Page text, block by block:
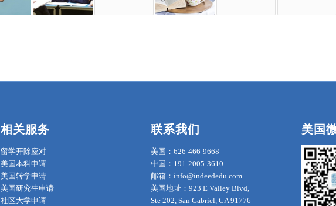
相关服务
留学开除应对
美国本科申请
美国转学申请
美国研究生申请
社区大学申请
联系我们
美国：626-466-9668
中国：191-2005-3610
邮箱：info@indeededu.com
美国地址：923 E Valley Blvd,
Ste 202, San Gabriel, CA 91776
美国